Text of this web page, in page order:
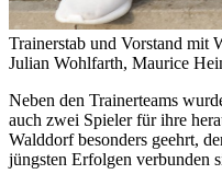
Trainerstab und Vorstand mit
Julian Wohlfarth, Maurice
Neben den Trainerteams
auch zwei Spieler für ihre
Walddorf besonders geehrt,
jüngsten Erfolgen verbunden